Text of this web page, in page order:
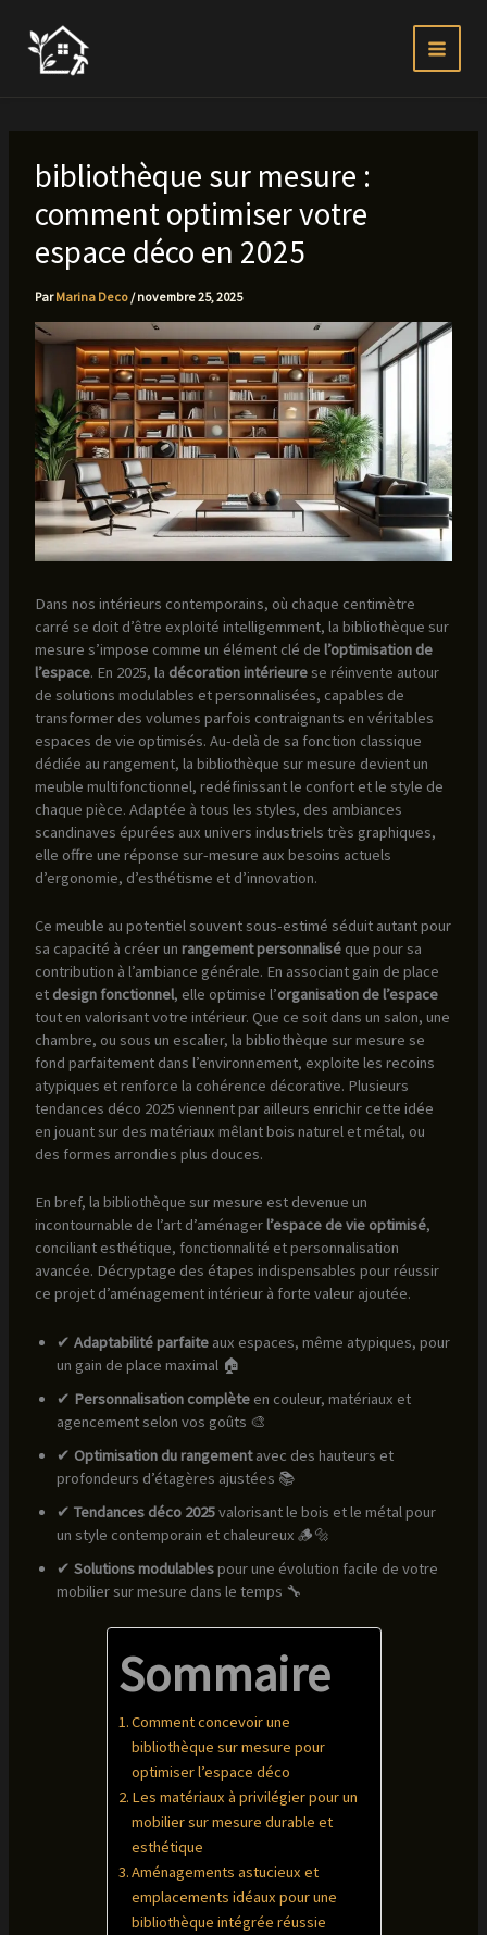
contenu
bibliothèque sur mesure :
comment optimiser votre
espace déco en 2025
ParMarina Deco /novembre 25, 2025
Dans nos intérieurs contemporains, où chaque centimètre
carré se doit d’être exploité intelligemment, la bibliothèque sur
mesure s’impose comme un élément clé de l’optimisation de
l’espace. En 2025, la décoration intérieurese réinvente autour
de solutions modulables et personnalisées, capables de
transformer des volumes parfois contraignants en véritables
espaces de vie optimisés. Au-delà de sa fonction classique
dédiée au rangement, la bibliothèque sur mesure devient un
meuble multifonctionnel, redéfinissant le confort et le style de
chaque pièce. Adaptée à tous les styles, des ambiances
scandinaves épurées aux univers industriels très graphiques,
elle offre une réponse sur-mesure aux besoins actuels
d’ergonomie, d’esthétisme et d’innovation.
Ce meuble au potentiel souvent sous-estimé séduit autant pour
sa capacité à créer un rangement personnaliséque pour sa
contribution à l’ambiance générale. En associant gain de place
et design fonctionnel, elle optimise l’organisation de l’espace
tout en valorisant votre intérieur. Que ce soit dans un salon, une
chambre, ou sous un escalier, la bibliothèque sur mesure se
fond parfaitement dans l’environnement, exploite les recoins
atypiques et renforce la cohérence décorative. Plusieurs
tendances déco 2025 viennent par ailleurs enrichir cette idée
en jouant sur des matériaux mêlant bois naturel et métal, ou
des formes arrondies plus douces.
En bref, la bibliothèque sur mesure est devenue un
incontournable de l’art d’aménagerl’espace de vie optimisé,
conciliant esthétique, fonctionnalité et personnalisation
avancée. Décryptage des étapes indispensables pour réussir
ce projet d’aménagement intérieur à forte valeur ajoutée.
✔ Adaptabilité parfaiteaux espaces, même atypiques, pour
un gain de place maximal 🏠
✔ Personnalisation complèteen couleur, matériaux et
agencement selon vos goûts 🎨
✔ Optimisation du rangementavec des hauteurs et
profondeurs d’étagères ajustées 📚
✔ Tendances déco 2025valorisant le bois et le métal pour
un style contemporain et chaleureux 🪵🔩
✔ Solutions modulablespour une évolution facile de votre
mobilier sur mesure dans le temps 🔧
Sommaire
Comment concevoir une
bibliothèque sur mesure pour
optimiser l’espace déco
Les matériaux à privilégier pour un
mobilier sur mesure durable et
esthétique
Aménagements astucieux et
emplacements idéaux pour une
bibliothèque intégrée réussie